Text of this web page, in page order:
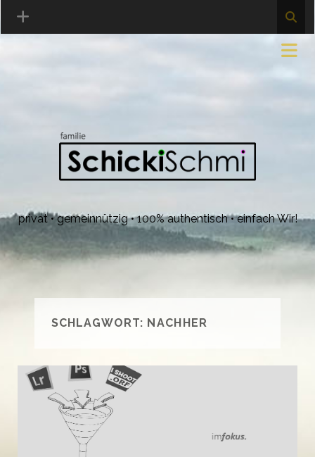
privat • gemeinnützig • 100% authentisch • einfach Wir!
SCHLAGWORT: NACHHER